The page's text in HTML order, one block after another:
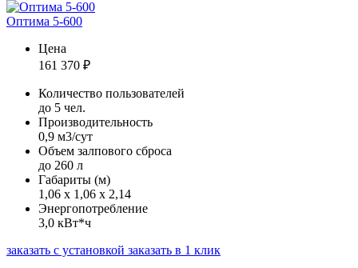
Оптима 5-600
Цена
161 370 ₽
Количество пользователей
до 5 чел.
Производительность
0,9 м3/сут
Объем залпового сброса
до 260 л
Габариты (м)
1,06 х 1,06 х 2,14
Энергопотребление
3,0 кВт*ч
заказать с установкой заказать в 1 клик